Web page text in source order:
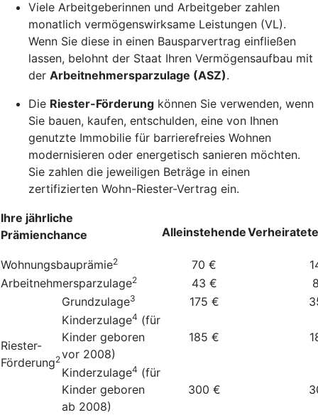
Viele Arbeitgeberinnen und Arbeitgeber zahlen
monatlich vermögenswirksame Leistungen (VL).
Wenn Sie diese in einen Bausparvertrag einfließen
lassen, belohnt der Staat Ihren Vermögensaufbau mit
der Arbeitnehmersparzulage (ASZ).
Die Riester-Förderung können Sie verwenden, wenn
Sie bauen, kaufen, entschulden, eine von Ihnen
genutzte Immobilie für barrierefreies Wohnen
modernisieren oder energetisch sanieren möchten.
Sie zahlen die jeweiligen Beträge in einen
zertifizierten Wohn-Riester-Vertrag ein.
Ihre jährliche
Prämienchance
Alleinstehende
Wohnungsbauprämie2 70 €
Arbeitnehmersparzulage2 43 €
Riester-
Förderung2
Grundzulage3 175 €
Kinderzulage4 (für
Kinder geboren
vor 2008)
185 €
Kinderzulage4 (für
Kinder geboren
ab 2008)
300 €